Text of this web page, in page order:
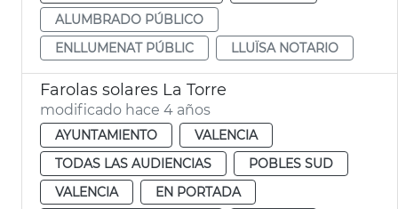
ALUMBRADO PÚBLICO
ENLLUMENAT PÚBLIC
LLUÏSA NOTARIO
Farolas solares La Torre
modificado hace 4 años
AYUNTAMIENTO
VALENCIA
TODAS LAS AUDIENCIAS
POBLES SUD
VALENCIA
EN PORTADA